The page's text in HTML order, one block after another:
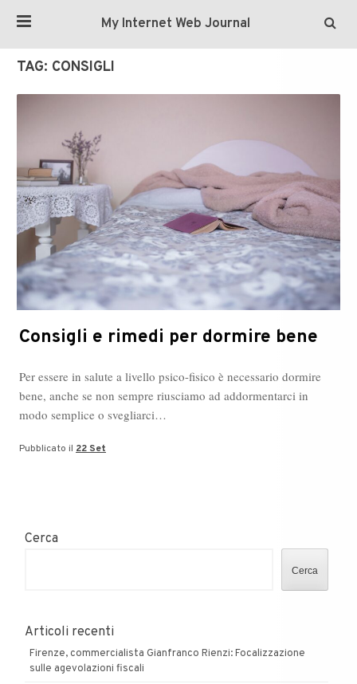
My Internet Web Journal
TAG: CONSIGLI
Consigli e rimedi per dormire bene
Per essere in salute a livello psico-fisico è necessario dormire
bene, anche se non sempre riusciamo ad addormentarci in
modo semplice o svegliarci…
Pubblicato il 22 Set
Cerca
Cerca
Articoli recenti
Firenze, commercialista Gianfranco Rienzi: Focalizzazione
sulle agevolazioni fiscali